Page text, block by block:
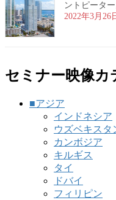
ントピータ
2022年3月26
セミナー映像カ
■アジア
インドネシア
ウズベキスタ
カンボジア
キルギス
タイ
ドバイ
フィリピン